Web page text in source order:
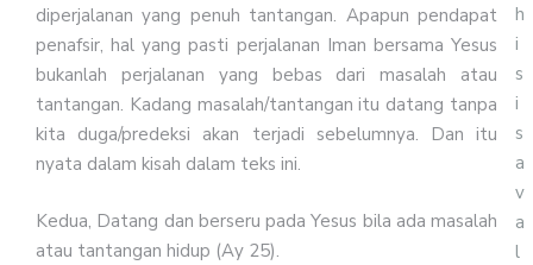
diperjalanan yang penuh tantangan. Apapun pendapat
penafsir, hal yang pasti perjalanan Iman bersama Yesus
bukanlah perjalanan yang bebas dari masalah atau
tantangan. Kadang masalah/tantangan itu datang tanpa
kita duga/predeksi akan terjadi sebelumnya. Dan itu
nyata dalam kisah dalam teks ini.
Kedua, Datang dan berseru pada Yesus bila ada masalah
atau tantangan hidup (Ay 25).
h
i
s
i
s
a
v
a
l